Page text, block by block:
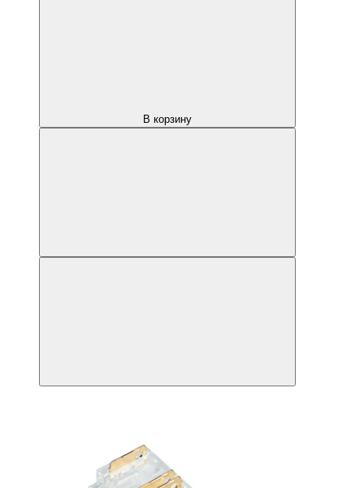
В корзину